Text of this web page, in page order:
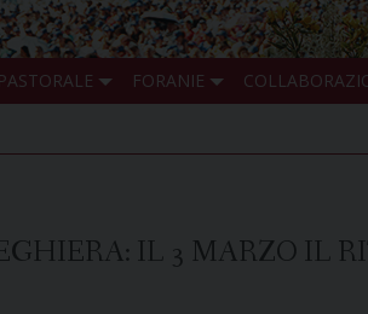
PASTORALE FORANIE
IL 3 MARZO IL